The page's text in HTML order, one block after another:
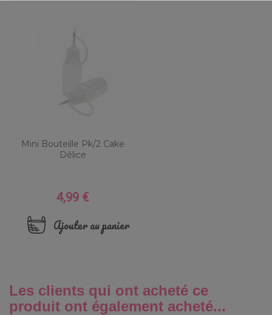
Mini Bouteille Pk/2 Cake
Délice
Prix
4,99 €
Ajouter au panier
Les clients qui ont acheté ce
produit ont également acheté...